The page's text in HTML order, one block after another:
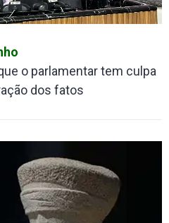
o parlamentar tem culpa
dos fatos